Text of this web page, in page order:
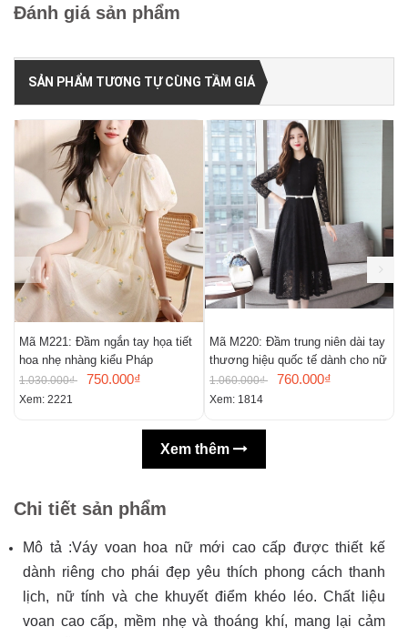
Đánh giá sản phẩm
SẢN PHẨM TƯƠNG TỰ CÙNG TẦM GIÁ
Mã M221: Đầm ngắn tay họa tiết
hoa nhẹ nhàng kiểu Pháp
1.030.000₫ 750.000₫
Xem: 2221
Mã M220: Đầm trung niên dài tay
thương hiệu quốc tế dành cho nữ
1.060.000₫ 760.000₫
Xem: 1814
Xem thêm
Chi tiết sản phẩm
Mô tả :Váy voan hoa nữ mới cao cấp được thiết kế
dành riêng cho phái đẹp yêu thích phong cách thanh
lịch, nữ tính và che khuyết điểm khéo léo. Chất liệu
voan cao cấp, mềm nhẹ và thoáng khí, mang lại cảm